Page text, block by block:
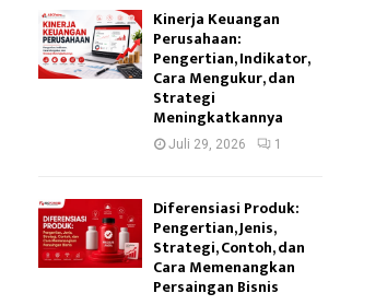
Kinerja Keuangan
Perusahaan:
Pengertian, Indikator,
Cara Mengukur, dan
Strategi
Meningkatkannya
Juli 29, 2026 1
Diferensiasi Produk:
Pengertian, Jenis,
Strategi, Contoh, dan
Cara Memenangkan
Persaingan Bisnis